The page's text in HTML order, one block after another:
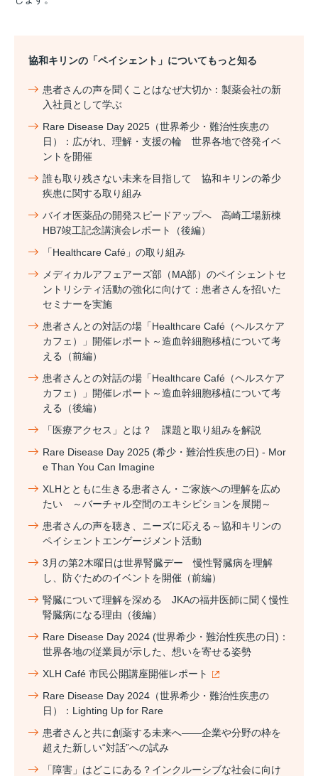
協和キリンの「ペイシェント」についてもっと知る
患者さんの声を聞くことはなぜ大切か：製薬会社の新
入社員として学ぶ
Rare Disease Day 2025（世界希少・難治性疾患の
日）：広がれ、理解・支援の輪 世界各地で啓発イベ
ントを開催
誰も取り残さない未来を目指して 協和キリンの希少
疾患に関する取り組み
バイオ医薬品の開発スピードアップへ 高崎工場新棟
HB7竣工記念講演会レポート（後編）
「Healthcare Café」の取り組み
メディカルアフェアーズ部（MA部）のペイシェントセ
ントリシティ活動の強化に向けて：患者さんを招いた
セミナーを実施
患者さんとの対話の場「Healthcare Café（ヘルスケア
カフェ）」開催レポート～造血幹細胞移植について考
える（前編）
患者さんとの対話の場「Healthcare Café（ヘルスケア
カフェ）」開催レポート～造血幹細胞移植について考
える（後編）
「医療アクセス」とは？ 課題と取り組みを解説
Rare Disease Day 2025 (希少・難治性疾患の日) - Mor
e Than You Can Imagine
XLHとともに生きる患者さん・ご家族への理解を広め
たい ～バーチャル空間のエキシビションを展開～
患者さんの声を聴き、ニーズに応える～協和キリンの
ペイシェントエンゲージメント活動
3月の第2木曜日は世界腎臓デー 慢性腎臓病を理解
し、防ぐためのイベントを開催（前編）
腎臓について理解を深める JKAの福井医師に聞く慢性
腎臓病になる理由（後編）
Rare Disease Day 2024 (世界希少・難治性疾患の日)：
世界各地の従業員が示した、想いを寄せる姿勢
XLH Café 市民公開講座開催レポート
Rare Disease Day 2024（世界希少・難治性疾患の
日）：Lighting Up for Rare
患者さんと共に創薬する未来へ――企業や分野の枠を
超えた新しい“対話”への試み
「障害」はどこにある？インクルーシブな社会に向け